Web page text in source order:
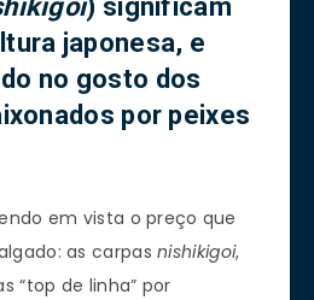
) significam
japonesa, e
no gosto dos
por peixes
em vista o preço que
as carpasnishikigoi,
“top de linha” por